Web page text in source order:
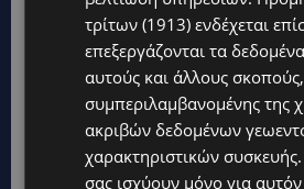
UPDATES
ΦΕΙΔΙΑΣ ΠΑΝΑΓΙΩΤΟΥ: Η εμφάνισή του
Ισαάκ και Σολωμού προκάλεσε
τους νεκρούς»-(Φώτο)
UPDATES
ΔΗΜΟΣ ΛΑΤΣΙΩΝ – ΓΕΡΙΟΥ: Πάνω από
των Δομών Ανηλίκων – Ζητούν
τρίτων (1913) ενδέχεται
επεξεργάζονται τα
αυτούς και άλλους σκοπούς,
συμπεριλαμβανομένης της
ακριβών δεδομένων
χαρακτηριστικών
σας ισχύουν μόνο για